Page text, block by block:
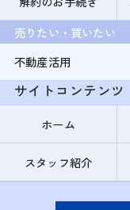
売りたい・買いたい
不動産活用
サイトコンテンツ
ホーム
スタッフ紹介